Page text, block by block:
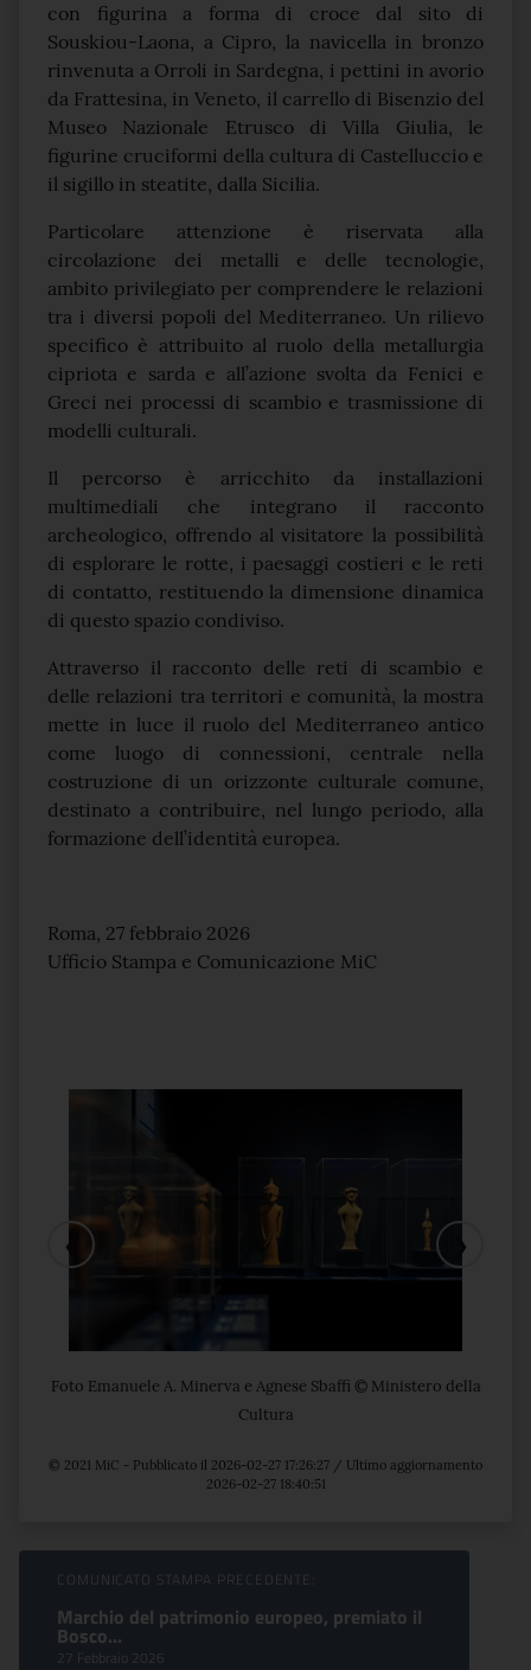
con figurina a forma di croce dal sito di
Souskiou-Laona, a Cipro, la navicella in bronzo
rinvenuta a Orroli in Sardegna, i pettini in avorio
da Frattesina, in Veneto, il carrello di Bisenzio del
Museo Nazionale Etrusco di Villa Giulia, le
figurine cruciformi della cultura di Castelluccio e
il sigillo in steatite, dalla Sicilia.
Particolare attenzione è riservata alla
circolazione dei metalli e delle tecnologie,
ambito privilegiato per comprendere le relazioni
tra i diversi popoli del Mediterraneo. Un rilievo
specifico è attribuito al ruolo della metallurgia
cipriota e sarda e all’azione svolta da Fenici e
Greci nei processi di scambio e trasmissione di
modelli culturali.
Il percorso è arricchito da installazioni
multimediali che integrano il racconto
archeologico, offrendo al visitatore la possibilità
di esplorare le rotte, i paesaggi costieri e le reti
di contatto, restituendo la dimensione dinamica
di questo spazio condiviso.
Attraverso il racconto delle reti di scambio e
delle relazioni tra territori e comunità, la mostra
mette in luce il ruolo del Mediterraneo antico
come luogo di connessioni, centrale nella
costruzione di un orizzonte culturale comune,
destinato a contribuire, nel lungo periodo, alla
formazione dell’identità europea.
Roma, 27 febbraio 2026
Ufficio Stampa e Comunicazione MiC
❮ ❯
Foto Emanuele A. Minerva e Agnese Sbaffi © Ministero della
Cultura
© 2021 MiC - Pubblicato il 2026-02-27 17:26:27 / Ultimo aggiornamento
2026-02-27 18:40:51
Sfoglia comunicati
COMUNICATO STAMPA PRECEDENTE:
Marchio del patrimonio europeo, premiato il
Bosco...
27 Febbraio 2026